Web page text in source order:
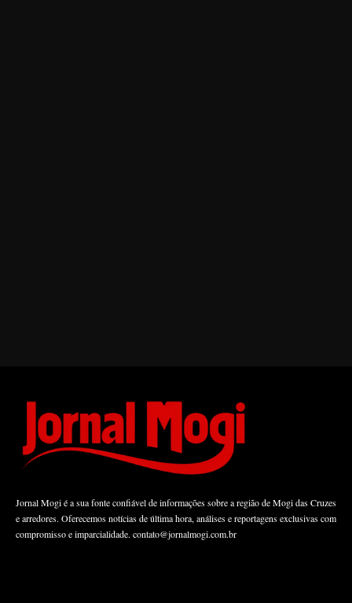
Jornal Mogi é a sua fonte confiável de informações sobre a região de Mogi das Cruzes
e arredores. Oferecemos notícias de última hora, análises e reportagens exclusivas com
compromisso e imparcialidade. contato@jornalmogi.com.br